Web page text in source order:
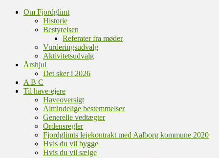
Om Fjordglimt
Historie
Bestyrelsen
Referater fra møder
Vurderingsudvalg
Aktivitetsudvalg
Årshjul
Det sker i 2026
A B C
Til have-ejere
Haveoversigt
Almindelige bestemmelser
Generelle vedtægter
Ordensregler
Fjordglimts lejekontrakt med Aalborg kommune 2020
Hvis du vil bygge
Hvis du vil sælge